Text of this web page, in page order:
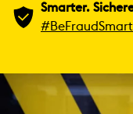
Smarter.
#BeFraudSmart